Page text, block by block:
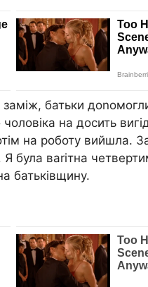
батьки
на досить
на роботу вийшла.
була ваrітна
батьківщину.